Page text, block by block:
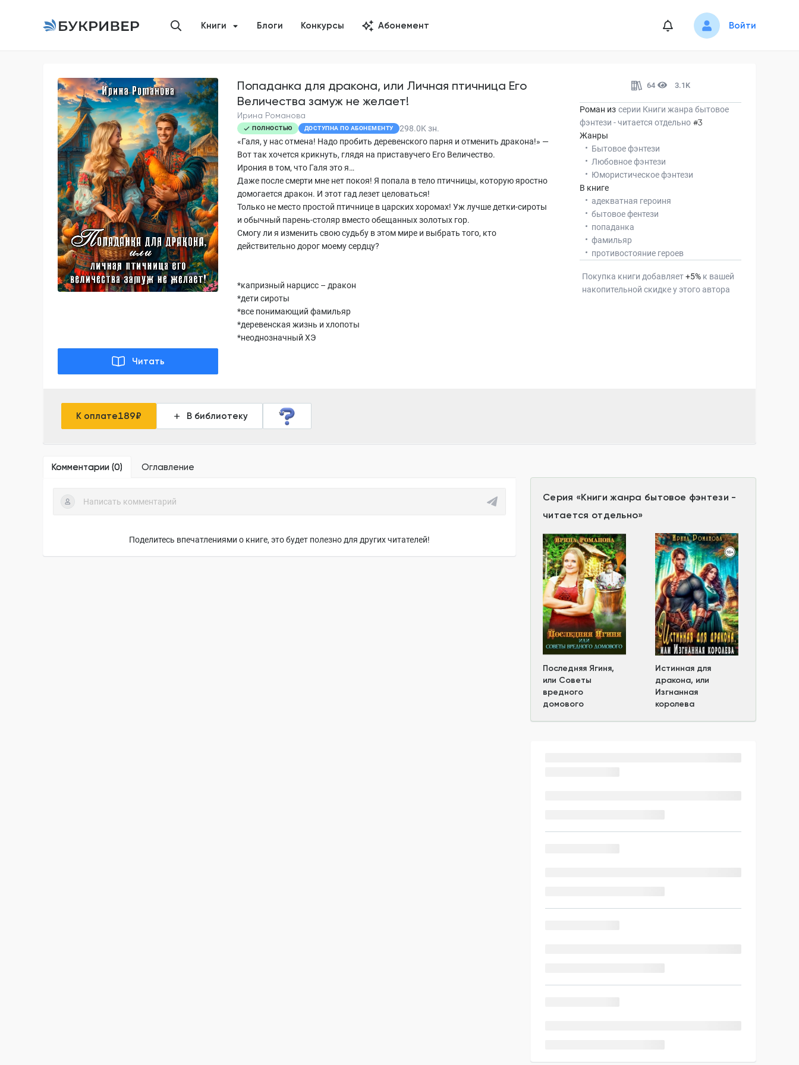
Книги Блоги Конкурсы Абонемент Войти
Читать
Попаданка для дракона, или Личная птичница Его
Величества замуж не желает!
Ирина Романова
ПОЛНОСТЬЮ ДОСТУПНА ПО АБОНЕМЕНТУ 298.0K зн.
«Галя, у нас отмена! Надо пробить деревенского парня и отменить дракона!» —
Вот так хочется крикнуть, глядя на приставучего Его Величество.
Ирония в том, что Галя это я…
Даже после смерти мне нет покоя! Я попала в тело птичницы, которую яростно
домогается дракон. И этот гад лезет целоваться!
Только не место простой птичнице в царских хоромах! Уж лучше детки-сироты
и обычный парень-столяр вместо обещанных золотых гор.
Смогу ли я изменить свою судьбу в этом мире и выбрать того, кто
действительно дорог моему сердцу?
*капризный нарцисс – дракон
*дети сироты
*все понимающий фамильяр
*деревенская жизнь и хлопоты
*неоднозначный ХЭ
64 3.1K
Роман из серии Книги жанра бытовое
фэнтези - читается отдельно #3
Жанры
Бытовое фэнтези
Любовное фэнтези
Юмористическое фэнтези
В книге
адекватная героиня
бытовое фентези
попаданка
фамильяр
противостояние героев
Покупка книги добавляет+5% к вашей
накопительной скидке у этого автора
К оплате189₽ В библиотеку
Комментарии (0) Оглавление
Поделитесь впечатлениями о книге, это будет полезно для других читателей!
Серия «Книги жанра бытовое фэнтези -
читается отдельно»
Последняя Ягиня,
или Советы
вредного
домового
Истинная для
дракона, или
Изгнанная
королева